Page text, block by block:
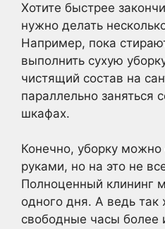
Хотите быстрее
нужно делать
Например, пока
выполнить сухую
чистящий состав на
параллельно заняться
шкафах.
Конечно, уборку можно
руками, но на это не
Полноценный клининг
одного дня. А ведь так
свободные часы более